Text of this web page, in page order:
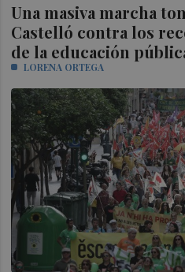
Una masiva marcha
Castelló contra los
de la educación
LORENA ORTEGA